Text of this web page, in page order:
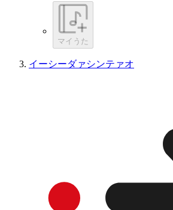
マイうた
イーシーダァシンテァオ